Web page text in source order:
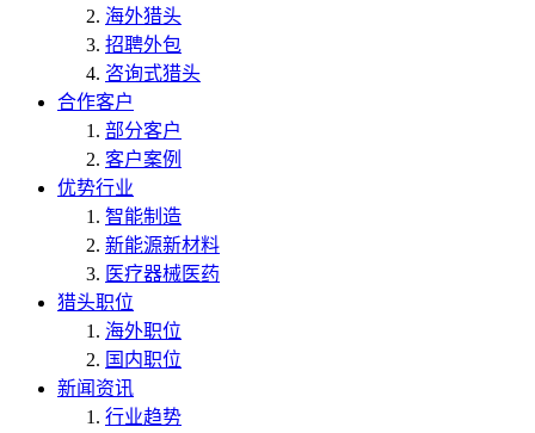
海外猎头
招聘外包
咨询式猎头
合作客户
部分客户
客户案例
优势行业
智能制造
新能源新材料
医疗器械医药
猎头职位
海外职位
国内职位
新闻资讯
行业趋势